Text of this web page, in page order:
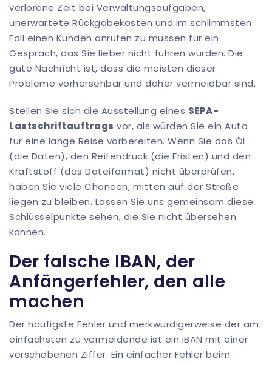
verlorene Zeit bei Verwaltungsaufgaben,
unerwartete Rückgabekosten und im schlimmsten
Fall einen Kunden anrufen zu müssen für ein
Gespräch, das Sie lieber nicht führen würden. Die
gute Nachricht ist, dass die meisten dieser
Probleme vorhersehbar und daher vermeidbar sind.
Stellen Sie sich die Ausstellung eines SEPA-
Lastschriftauftrags vor, als würden Sie ein Auto
für eine lange Reise vorbereiten. Wenn Sie das Öl
(die Daten), den Reifendruck (die Fristen) und den
Kraftstoff (das Dateiformat) nicht überprüfen,
haben Sie viele Chancen, mitten auf der Straße
liegen zu bleiben. Lassen Sie uns gemeinsam diese
Schlüsselpunkte sehen, die Sie nicht übersehen
können.
Der falsche IBAN, der
Anfängerfehler, den alle
machen
Der häufigste Fehler und merkwürdigerweise der am
einfachsten zu vermeidende ist ein IBAN mit einer
verschobenen Ziffer. Ein einfacher Fehler beim